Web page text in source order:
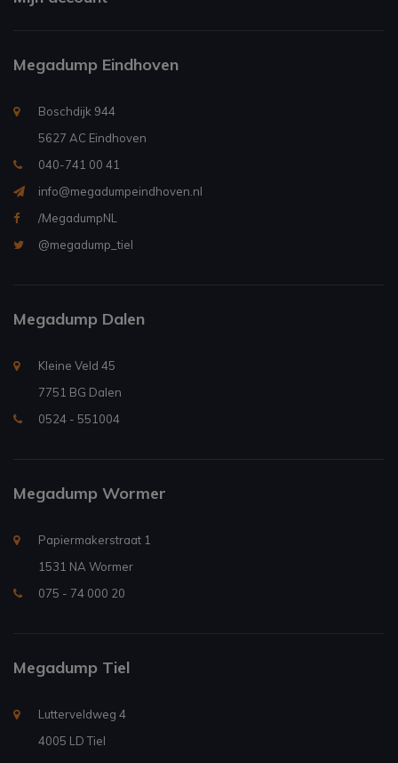
Megadump Eindhoven
Boschdijk 944
5627 AC Eindhoven
040-741 00 41
info@megadumpeindhoven.nl
/MegadumpNL
@megadump_tiel
Megadump Dalen
Kleine Veld 45
7751 BG Dalen
0524 - 551004
Megadump Wormer
Papiermakerstraat 1
1531 NA Wormer
075 - 74 000 20
Megadump Tiel
Lutterveldweg 4
4005 LD Tiel